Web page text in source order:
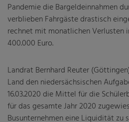
Niedersächsisches
Verbandsordnung
Fahrgastbeirat
Gesetze
Pandemie die Bargeldeinnahmen
verblieben Fahrgäste drastisch
rechnet mit monatlichen Verlusten
400.000 Euro.
Landrat Bernhard Reuter
Land den niedersächsischen
16.03.2020 die Mittel für die
für das gesamte Jahr 2020
Busunternehmen eine Liquidität zu